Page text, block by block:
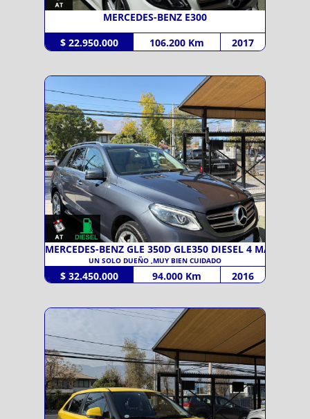
MERCEDES-BENZ E300
$ 22.950.000
106.200 Km 2017
MERCEDES-BENZ GLE 350D GLE350 DIESEL 4 MA
UN SOLO DUEÑO ,MUY BIEN CUIDADO
$ 32.450.000 94.000 Km 2016